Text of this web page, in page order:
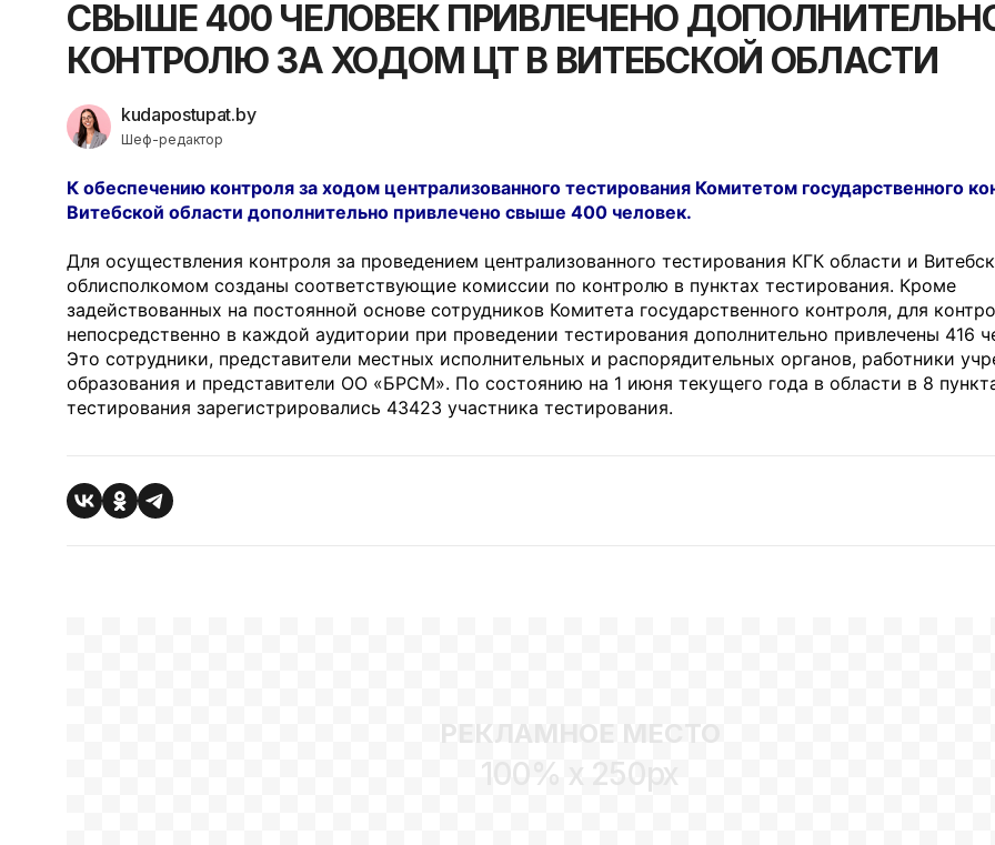
СВЫШЕ 400 ЧЕЛОВЕК ПРИВЛЕЧЕНО
КОНТРОЛЮ ЗА ХОДОМ ЦТ В ВИТЕБСКОЙ ОБЛАСТИ
kudapostupat.by
Шеф-редактор
К обеспечению контроля за ходом централизованного тестирования Комитетом государственного
Витебской области дополнительно привлечено свыше 400 человек.
Для осуществления контроля за проведением централизованного тестирования КГК области и
облисполкомом созданы соответствующие комиссии по контролю в пунктах тестирования. Кроме
задействованных на постоянной основе сотрудников Комитета государственного контроля, для
непосредственно в каждой аудитории при проведении тестирования дополнительно привлечены 416
Это сотрудники, представители местных исполнительных и распорядительных органов, работники
образования и представители ОО «БРСМ». По состоянию на 1 июня текущего года в области в 8
тестирования зарегистрировались 43423 участника тестирования.
РЕКЛАМНОЕ МЕСТО
100% x 250px